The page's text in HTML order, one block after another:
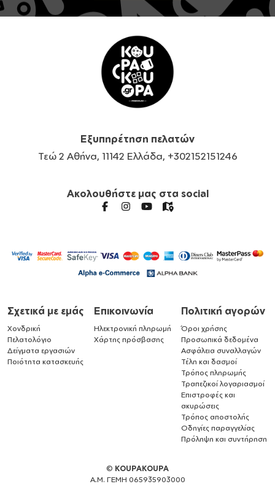
Εξυπηρέτηση πελατών
Τεώ 2 Αθήνα, 11142 Ελλάδα, +302152151246
Ακολουθήστε μας στα social
Σχετικά με εμάς
Χονδρική
Πελατολόγιο
Δείγματα εργασιών
Ποιότητα κατασκευής
Επικοινωνία
Ηλεκτρονική πληρωμή
Χάρτης πρόσβασης
Πολιτική αγορών
Όροι χρήσης
Προσωπικά δεδομένα
Ασφάλεια συναλλαγών
Τέλη και δασμοί
Τρόπος πληρωμής
Τραπεζικοί λογαριασμοί
Επιστροφές και
ακυρώσεις
Τρόπος αποστολής
Οδηγίες παραγγελίας
Πρόληψη και συντήρηση
© KOUPAKOUPA
Α.Μ. ΓΕΜΗ 065935903000